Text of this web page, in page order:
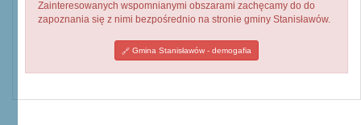
Zainteresowanych wspomnianymi obszarami zachęcamy do do
zapoznania się z nimi bezpośrednio na stronie gminy Stanisławów.
Gmina Stanisławów - demogafia